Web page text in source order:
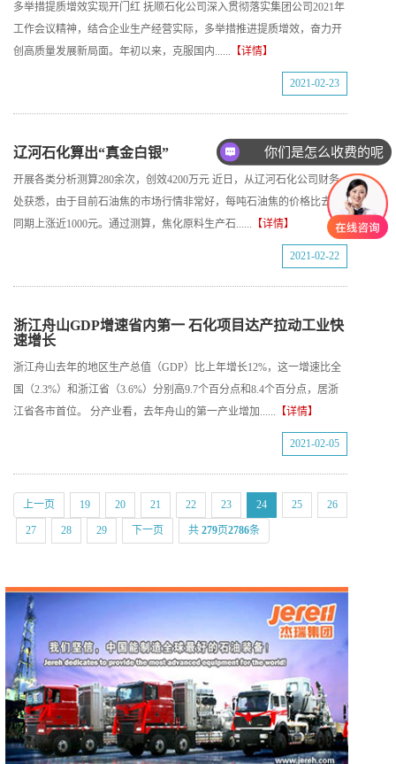
多举措提质增效实现开门红 抚顺石化公司深入贯彻落实集团公司2021年
工作会议精神，结合企业生产经营实际，多举措推进提质增效，奋力开
创高质量发展新局面。年初以来，克服国内...... 【详情】
2021-02-23
辽河石化算出“真金白银”
开展各类分析测算280余次，创效4200万元 近日，从辽河石化公司财务
处获悉，由于目前石油焦的市场行情非常好，每吨石油焦的价格比去年
同期上涨近1000元。通过测算，焦化原料生产石...... 【详情】
2021-02-22
浙江舟山GDP增速省内第一 石化项目达产拉动工业快
速增长
浙江舟山去年的地区生产总值（GDP）比上年增长12%，这一增速比全
国（2.3%）和浙江省（3.6%）分别高9.7个百分点和8.4个百分点，居浙
江省各市首位。 分产业看，去年舟山的第一产业增加...... 【详情】
2021-02-05
上一页 19 20 21 22 23 24 25 26
27 28 29 下一页 共 279页2786条
你们是怎么收费的呢